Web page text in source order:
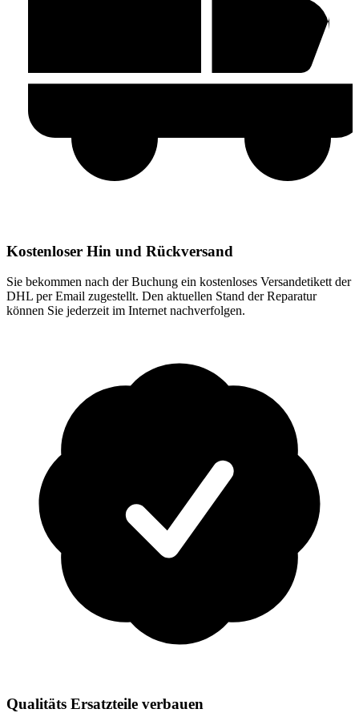
Kostenloser Hin und Rückversand
Sie bekommen nach der Buchung ein kostenloses Versandetikett der
DHL per Email zugestellt. Den aktuellen Stand der Reparatur
können Sie jederzeit im Internet nachverfolgen.
Qualitäts Ersatzteile verbauen